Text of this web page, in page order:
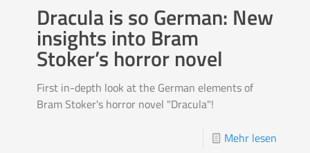
Dracula is so German: New
insights into Bram
Stoker’s horror novel
First in-depth look at the German elements of
Bram Stoker's horror novel "Dracula"!
Mehr lesen